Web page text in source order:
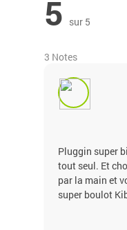
5 sur 5
3 Notes
Pluggin super
tout seul. Et
par la main et
super boulot